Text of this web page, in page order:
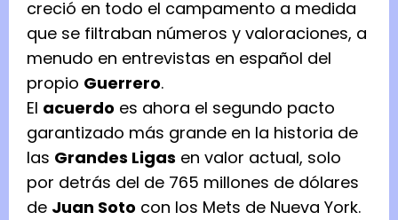
creció en todo el campamento a medida
que se filtraban números y valoraciones, a
menudo en entrevistas en español del
propio Guerrero.
El acuerdo es ahora el segundo pacto
garantizado más grande en la historia de
las Grandes Ligas en valor actual, solo
por detrás del de 765 millones de dólares
de Juan Soto con los Mets de Nueva York.